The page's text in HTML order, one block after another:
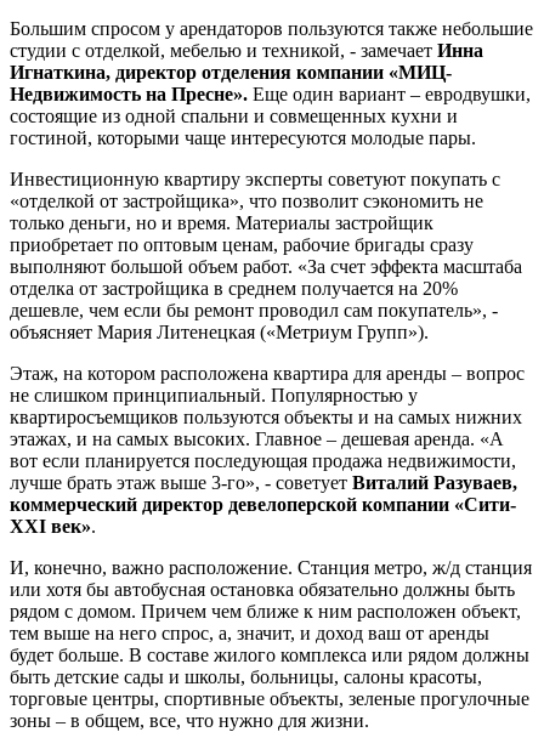
Большим спросом у арендаторов пользуются также небольшие
студии с отделкой, мебелью и техникой, - замечает Инна
Игнаткина, директор отделения компании «МИЦ-
Недвижимость на Пресне». Еще один вариант – евродвушки,
состоящие из одной спальни и совмещенных кухни и
гостиной, которыми чаще интересуются молодые пары.
Инвестиционную квартиру эксперты советуют покупать с
«отделкой от застройщика», что позволит сэкономить не
только деньги, но и время. Материалы застройщик
приобретает по оптовым ценам, рабочие бригады сразу
выполняют большой объем работ. «За счет эффекта масштаба
отделка от застройщика в среднем получается на 20%
дешевле, чем если бы ремонт проводил сам покупатель», -
объясняет Мария Литенецкая («Метриум Групп»).
Этаж, на котором расположена квартира для аренды – вопрос
не слишком принципиальный. Популярностью у
квартиросъемщиков пользуются объекты и на самых нижних
этажах, и на самых высоких. Главное – дешевая аренда. «А
вот если планируется последующая продажа недвижимости,
лучше брать этаж выше 3-го», - советует Виталий Разуваев,
коммерческий директор девелоперской компании «Сити-
XXI век».
И, конечно, важно расположение. Станция метро, ж/д станция
или хотя бы автобусная остановка обязательно должны быть
рядом с домом. Причем чем ближе к ним расположен объект,
тем выше на него спрос, а, значит, и доход ваш от аренды
будет больше. В составе жилого комплекса или рядом должны
быть детские сады и школы, больницы, салоны красоты,
торговые центры, спортивные объекты, зеленые прогулочные
зоны – в общем, все, что нужно для жизни.